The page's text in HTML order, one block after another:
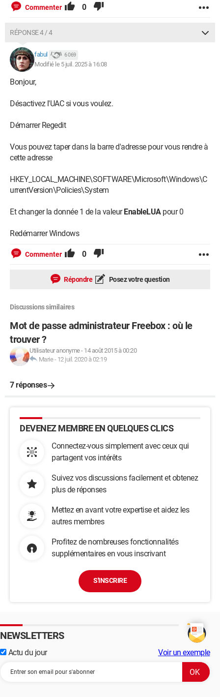
Commenter 0
RÉPONSE 4 / 4
fabul 6 069
Modifié le 5 juil. 2025 à 16:08
Bonjour,
Désactivez l'UAC si vous voulez.
Démarrer Regedit
Vous pouvez taper dans la barre d'adresse pour vous rendre à
cette adresse
HKEY_LOCAL_MACHINE\SOFTWARE\Microsoft\Windows\C
urrentVersion\Policies\System
Et changer la donnée 1 de la valeurEnableLUApour 0
Redémarrer Windows
Commenter 0
Répondre Posez votre question
Discussions similaires
Mot de passe administrateur Freebox : où le
trouver ?
Utilisateur anonyme- 14 août 2015 à 00:20
Marie- 12 juil. 2020 à 02:19
7 réponses
DEVENEZ MEMBRE EN QUELQUES CLICS
Connectez-vous simplement avec ceux qui
partagent vos intérêts
Suivez vos discussions facilement et obtenez
plus de réponses
Mettez en avant votre expertise et aidez les
autres membres
Profitez de nombreuses fonctionnalités
supplémentaires en vous inscrivant
S'INSCRIRE
NEWSLETTERS
Actu du jour Voir un exemple